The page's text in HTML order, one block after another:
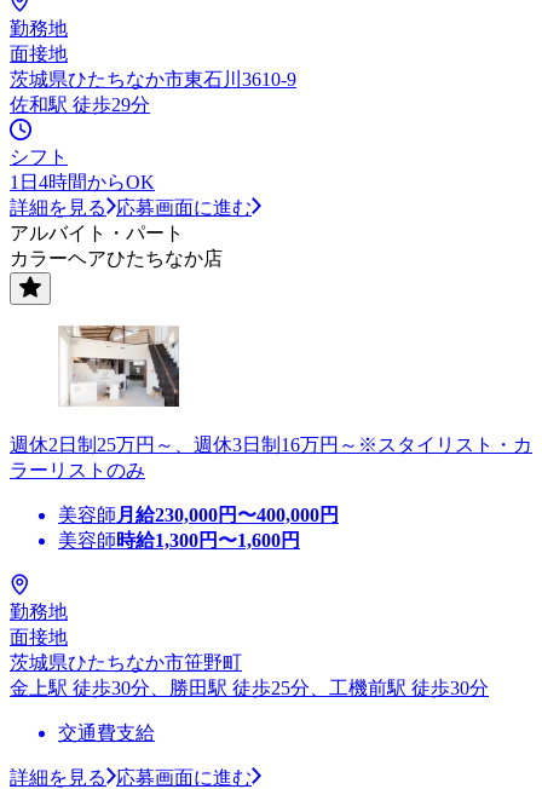
勤務地
面接地
茨城県ひたちなか市東石川3610-9
佐和駅 徒歩29分
シフト
1日4時間からOK
詳細を見る
応募画面に進む
アルバイト・パート
カラーヘアひたちなか店
週休2日制25万円～、週休3日制16万円～※スタイリスト・カ
ラーリストのみ
美容師 月給230,000円〜400,000円
美容師時給1,300円〜1,600円
勤務地
面接地
茨城県ひたちなか市笹野町
金上駅 徒歩30分、勝田駅 徒歩25分、工機前駅 徒歩30分
交通費支給
詳細を見る
応募画面に進む